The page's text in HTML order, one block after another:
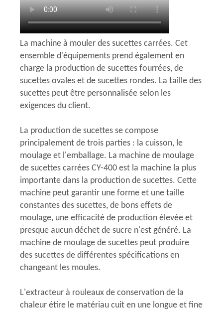
La machine à mouler des sucettes carrées. Cet
ensemble d'équipements prend également en
charge la production de sucettes fourrées, de
sucettes ovales et de sucettes rondes. La taille des
sucettes peut être personnalisée selon les
exigences du client.
La production de sucettes se compose
principalement de trois parties : la cuisson, le
moulage et l'emballage. La machine de moulage
de sucettes carrées CY-400 est la machine la plus
importante dans la production de sucettes. Cette
machine peut garantir une forme et une taille
constantes des sucettes, de bons effets de
moulage, une efficacité de production élevée et
presque aucun déchet de sucre n'est généré. La
machine de moulage de sucettes peut produire
des sucettes de différentes spécifications en
changeant les moules.
L'extracteur à rouleaux de conservation de la
chaleur étire le matériau cuit en une longue et fine